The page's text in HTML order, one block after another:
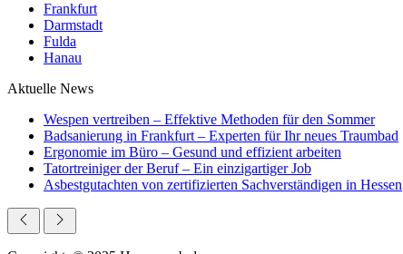
Frankfurt
Darmstadt
Fulda
Hanau
Aktuelle News
Wespen vertreiben – Effektive Methoden für den Sommer
Badsanierung in Frankfurt – Experten für Ihr neues Traumbad
Ergonomie im Büro – Gesund und effizient arbeiten
Tatortreiniger der Beruf – Ein einzigartiger Job
Asbestgutachten von zertifizierten Sachverständigen in Hessen